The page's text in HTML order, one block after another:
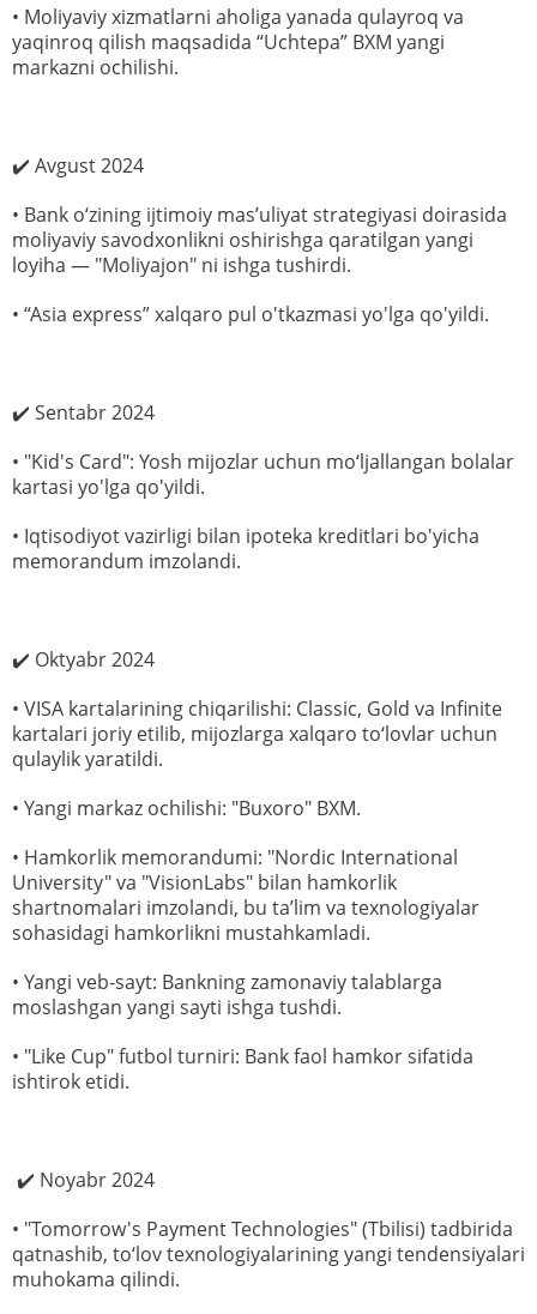
• Moliyaviy xizmatlarni aholiga yanada qulayroq va
yaqinroq qilish maqsadida “Uchtepa” BXM yangi
markazni ochilishi.
✔️ Avgust 2024
• Bank o‘zining ijtimoiy mas’uliyat strategiyasi doirasida
moliyaviy savodxonlikni oshirishga qaratilgan yangi
loyiha — "Moliyajon" ni ishga tushirdi.
• “Asia express” xalqaro pul o'tkazmasi yo'lga qo'yildi.
✔️ Sentabr 2024
• "Kid's Card": Yosh mijozlar uchun mo‘ljallangan bolalar
kartasi yo'lga qo'yildi.
• Iqtisodiyot vazirligi bilan ipoteka kreditlari bo'yicha
memorandum imzolandi.
✔️ Oktyabr 2024
• VISA kartalarining chiqarilishi: Classic, Gold va Infinite
kartalari joriy etilib, mijozlarga xalqaro to‘lovlar uchun
qulaylik yaratildi.
• Yangi markaz ochilishi: "Buxoro" BXM.
• Hamkorlik memorandumi: "Nordic International
University" va "VisionLabs" bilan hamkorlik
shartnomalari imzolandi, bu ta’lim va texnologiyalar
sohasidagi hamkorlikni mustahkamladi.
• Yangi veb-sayt: Bankning zamonaviy talablarga
moslashgan yangi sayti ishga tushdi.
• "Like Cup" futbol turniri: Bank faol hamkor sifatida
ishtirok etidi.
✔️ Noyabr 2024
• "Tomorrow's Payment Technologies" (Tbilisi) tadbirida
qatnashib, to‘lov texnologiyalarining yangi tendensiyalari
muhokama qilindi.